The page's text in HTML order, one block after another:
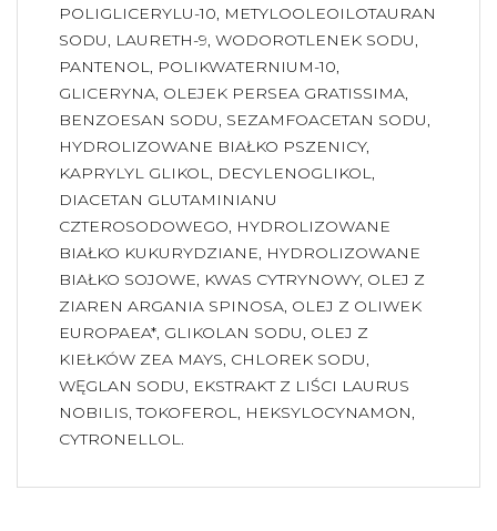
POLIGLICERYLU-10, METYLOOLEOILOTAURAN
SODU, LAURETH-9, WODOROTLENEK SODU,
PANTENOL, POLIKWATERNIUM-10,
GLICERYNA, OLEJEK PERSEA GRATISSIMA,
BENZOESAN SODU, SEZAMFOACETAN SODU,
HYDROLIZOWANE BIAŁKO PSZENICY,
KAPRYLYL GLIKOL, DECYLENOGLIKOL,
DIACETAN GLUTAMINIANU
CZTEROSODOWEGO, HYDROLIZOWANE
BIAŁKO KUKURYDZIANE, HYDROLIZOWANE
BIAŁKO SOJOWE, KWAS CYTRYNOWY, OLEJ Z
ZIAREN ARGANIA SPINOSA, OLEJ Z OLIWEK
EUROPAEA*, GLIKOLAN SODU, OLEJ Z
KIEŁKÓW ZEA MAYS, CHLOREK SODU,
WĘGLAN SODU, EKSTRAKT Z LIŚCI LAURUS
NOBILIS, TOKOFEROL, HEKSYLOCYNAMON,
CYTRONELLOL.